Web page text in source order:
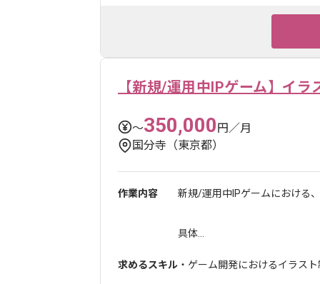
【新規/運用中IPゲーム】イラ
〜350,000円／月
国分寺（東京都）
作業内容 新規/運用中IPゲームにおける
具体...
求めるスキル ・ゲーム開発におけるイラス